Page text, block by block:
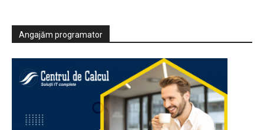
Angajăm programator